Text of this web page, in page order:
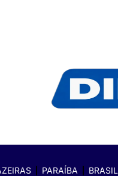
PARAÍBA BRASIL